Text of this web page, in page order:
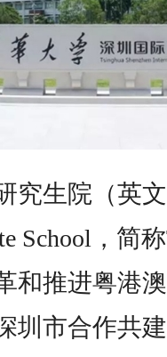
生院（英文
School，简
和推进粤港
圳市合作共